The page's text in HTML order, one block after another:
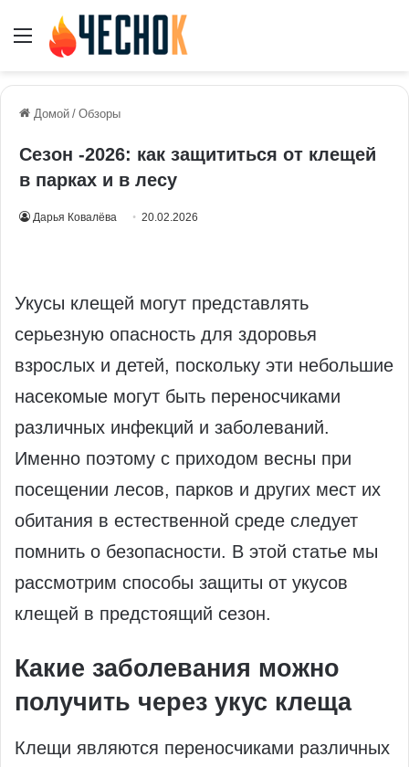
Меню
Домой / Обзоры
Сезон -2026: как защититься от клещей
в парках и в лесу
Дарья Ковалёва 20.02.2026
Укусы клещей могут представлять
серьезную опасность для здоровья
взрослых и детей, поскольку эти небольшие
насекомые могут быть переносчиками
различных инфекций и заболеваний.
Именно поэтому с приходом весны при
посещении лесов, парков и других мест их
обитания в естественной среде следует
помнить о безопасности. В этой статье мы
рассмотрим способы защиты от укусов
клещей в предстоящий сезон.
Какие заболевания можно
получить через укус клеща
Клещи являются переносчиками различных